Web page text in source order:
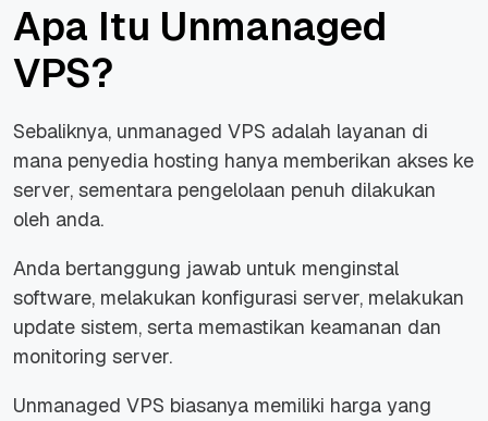
Apa Itu Unmanaged
VPS?
Sebaliknya, unmanaged VPS adalah layanan di
mana penyedia hosting hanya memberikan akses ke
server, sementara pengelolaan penuh dilakukan
oleh anda.
Anda bertanggung jawab untuk menginstal
software, melakukan konfigurasi server, melakukan
update sistem, serta memastikan keamanan dan
monitoring server.
Unmanaged VPS biasanya memiliki harga yang